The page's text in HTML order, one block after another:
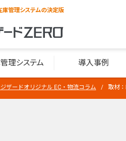
庫管理システムの決定版
理システム 導入事例
ザードオリジナル EC・物流コラム 取材